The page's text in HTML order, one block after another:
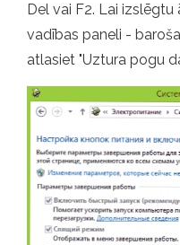
Del vai F2. Lai izslēgtu
vadības paneli -
atlasiet "Uztura pogu